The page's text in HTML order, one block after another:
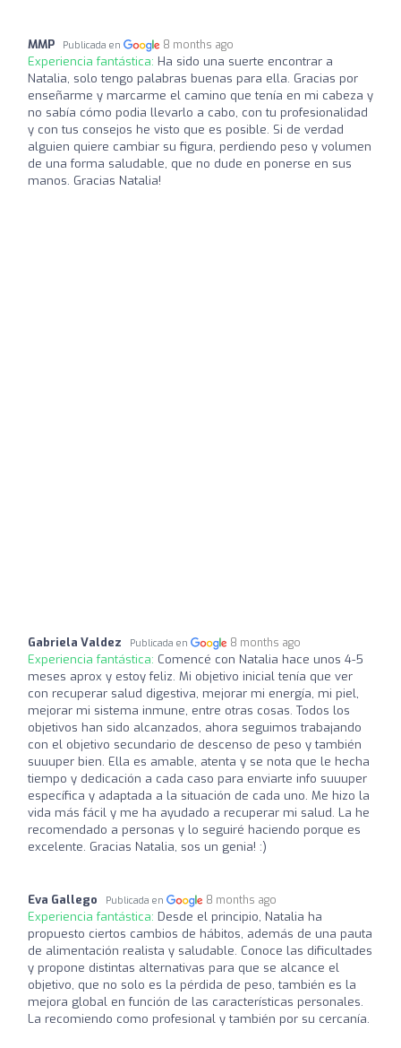
MMP Publicada en 8 months ago
Experiencia fantástica: Ha sido una suerte encontrar a
Natalia, solo tengo palabras buenas para ella. Gracias por
enseñarme y marcarme el camino que tenía en mi cabeza y
no sabía cómo podia llevarlo a cabo, con tu profesionalidad
y con tus consejos he visto que es posible. Si de verdad
alguien quiere cambiar su figura, perdiendo peso y volumen
de una forma saludable, que no dude en ponerse en sus
manos. Gracias Natalia!
Gabriela Valdez Publicada en 8 months ago
Experiencia fantástica: Comencé con Natalia hace unos 4-5
meses aprox y estoy feliz. Mi objetivo inicial tenía que ver
con recuperar salud digestiva, mejorar mi energía, mi piel,
mejorar mi sistema inmune, entre otras cosas. Todos los
objetivos han sido alcanzados, ahora seguimos trabajando
con el objetivo secundario de descenso de peso y también
suuuper bien. Ella es amable, atenta y se nota que le hecha
tiempo y dedicación a cada caso para enviarte info suuuper
específica y adaptada a la situación de cada uno. Me hizo la
vida más fácil y me ha ayudado a recuperar mi salud. La he
recomendado a personas y lo seguiré haciendo porque es
excelente. Gracias Natalia, sos un genia! :)
Eva Gallego Publicada en 8 months ago
Experiencia fantástica: Desde el principio, Natalia ha
propuesto ciertos cambios de hábitos, además de una pauta
de alimentación realista y saludable. Conoce las dificultades
y propone distintas alternativas para que se alcance el
objetivo, que no solo es la pérdida de peso, también es la
mejora global en función de las características personales.
La recomiendo como profesional y también por su cercanía.